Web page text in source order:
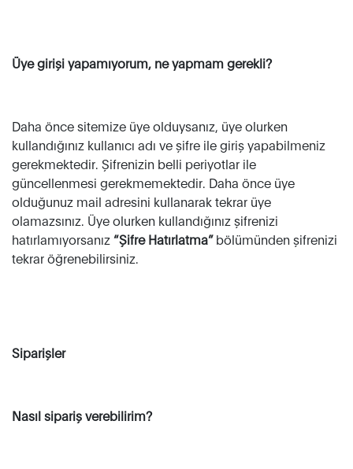
Üye girişi yapamıyorum, ne yapmam gerekli?
Daha önce sitemize üye olduysanız, üye olurken
kullandığınız kullanıcı adı ve şifre ile giriş yapabilmeniz
gerekmektedir. Şifrenizin belli periyotlar ile
güncellenmesi gerekmemektedir. Daha önce üye
olduğunuz mail adresini kullanarak tekrar üye
olamazsınız. Üye olurken kullandığınız şifrenizi
hatırlamıyorsanız“Şifre Hatırlatma”bölümünden şifrenizi
tekrar öğrenebilirsiniz.
Siparişler
Nasıl sipariş verebilirim?